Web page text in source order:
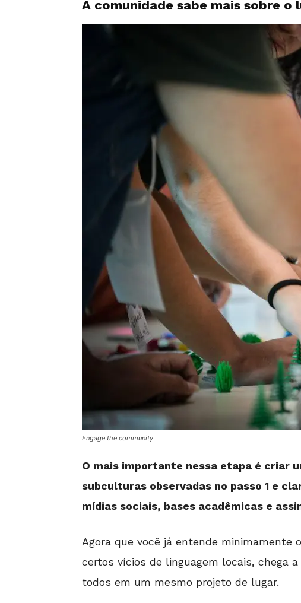
A comunidade sabe mais sobre
Engage the community
O mais importante nessa etapa é criar
subculturas observadas no passo 1 e
mídias sociais, bases acadêmicas e
Agora que você já entende minimamente
certos vícios de linguagem locais, chega
todos em um mesmo projeto de lugar.